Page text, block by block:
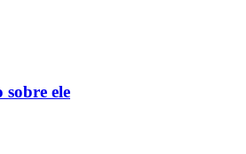
ele